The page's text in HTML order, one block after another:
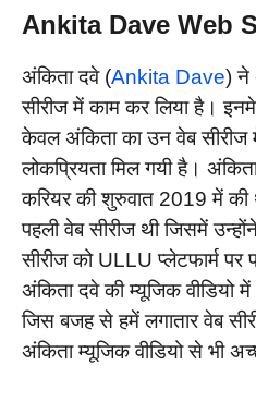
Ankita Dave Web
अंकिता दवे (Ankita Dave) ने
सीरीज में काम कर लिया है।
केवल अंकिता का उन वेब सीरीज
लोकप्रियता मिल गयी है।
करियर की शुरुवात 2019 में
पहली वेब सीरीज थी जिसमें
सीरीज को ULLU प्लेटफार्म पर
अंकिता दवे की म्यूजिक वीडियो में
जिस बजह से हमें लगातार वेब
अंकिता म्यूजिक वीडियो से भी